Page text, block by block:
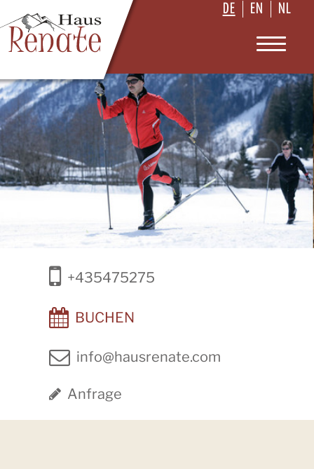
DE EN NL
Toggle
+435475275
BUCHEN
info@hausrenate.com
Anfrage